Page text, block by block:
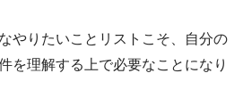
やりたいことリストこそ、自分の
を理解する上で必要なことになり